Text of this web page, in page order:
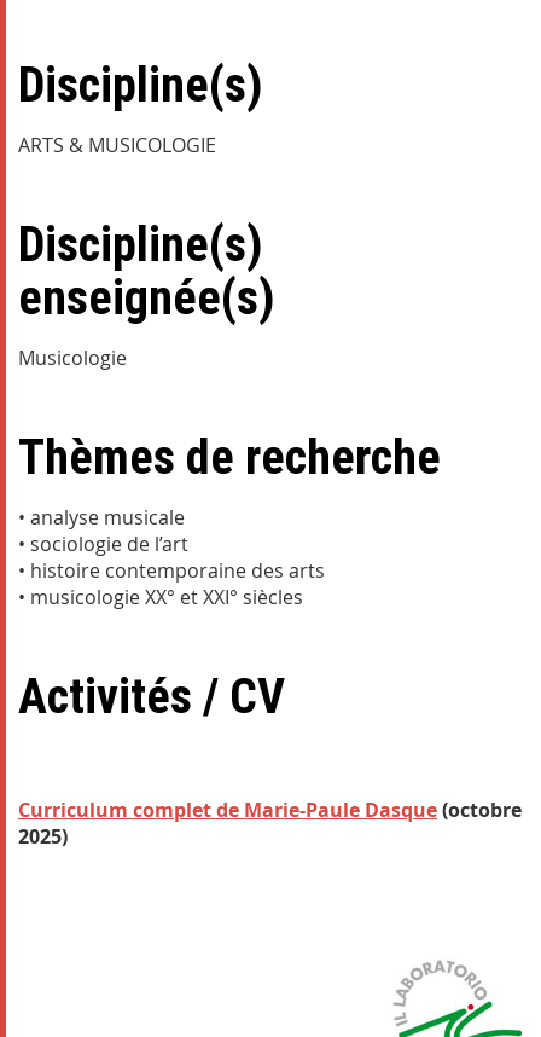
Discipline(s)
ARTS & MUSICOLOGIE
Discipline(s)
enseignée(s)
Musicologie
Thèmes de recherche
• analyse musicale
• sociologie de l’art
• histoire contemporaine des arts
• musicologie XX° et XXI° siècles
Activités / CV
Curriculum complet de Marie-Paule Dasque(octobre
2025)